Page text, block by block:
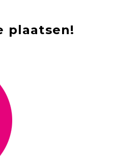
plaatsen!